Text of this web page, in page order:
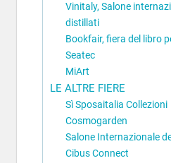
Vinitaly, Salone
distillati
Bookfair, fiera del libro
Seatec
MiArt
LE ALTRE FIERE
Sì Sposaitalia Collezioni
Cosmogarden
Salone Internazionale
Cibus Connect